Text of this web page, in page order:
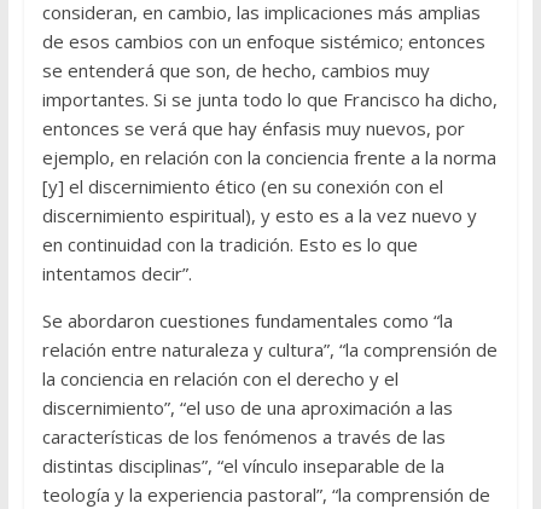
consideran, en cambio, las implicaciones más amplias
de esos cambios con un enfoque sistémico; entonces
se entenderá que son, de hecho, cambios muy
importantes. Si se junta todo lo que Francisco ha dicho,
entonces se verá que hay énfasis muy nuevos, por
ejemplo, en relación con la conciencia frente a la norma
[y] el discernimiento ético (en su conexión con el
discernimiento espiritual), y esto es a la vez nuevo y
en continuidad con la tradición. Esto es lo que
intentamos decir”.
Se abordaron cuestiones fundamentales como “la
relación entre naturaleza y cultura”, “la comprensión de
la conciencia en relación con el derecho y el
discernimiento”, “el uso de una aproximación a las
características de los fenómenos a través de las
distintas disciplinas”, “el vínculo inseparable de la
teología y la experiencia pastoral”, “la comprensión de